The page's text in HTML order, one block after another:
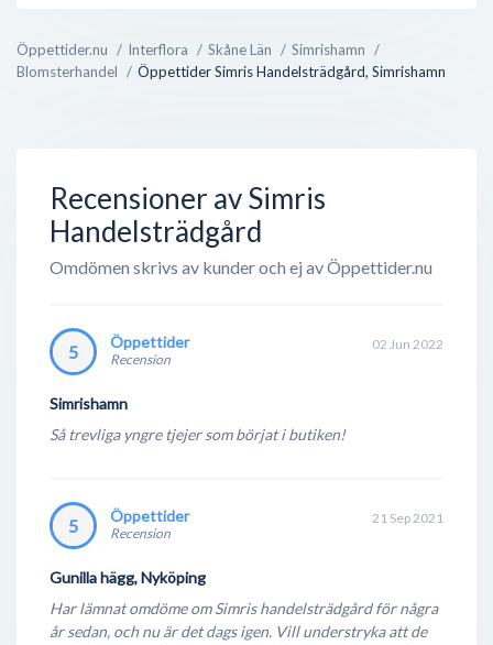
Öppettider.nu Interflora Skåne Län
Simrishamn
Blomsterhandel
Öppettider Simris Handelsträdgård, Simrishamn
Recensioner av Simris
Handelsträdgård
Omdömen skrivs av kunder och ej av Öppettider.nu
5 Öppettider
Recension
Simrishamn
02 Jun 2022
Så trevliga yngre tjejer som börjat i butiken!
5 Öppettider
Recension
Gunilla hägg, Nyköping
21 Sep 2021
Har lämnat omdöme om Simris handelsträdgård för några
år sedan, och nu är det dags igen. Vill understryka att de